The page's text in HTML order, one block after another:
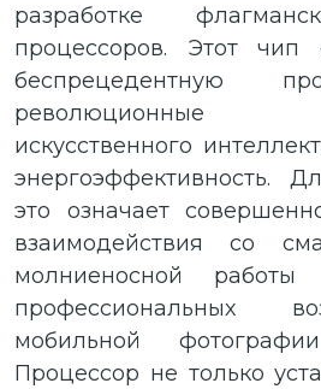
разработке
процессоров. Этот чип
беспрецедентную
революционные
искусственного
энергоэффективность.
это означает
взаимодействия со
молниеносной
профессиональных
мобильной
Процессор не только